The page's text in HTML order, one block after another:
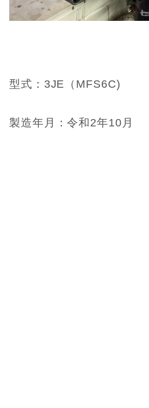
型式：3JE（MFS6C)
製造年月：令和2年10月